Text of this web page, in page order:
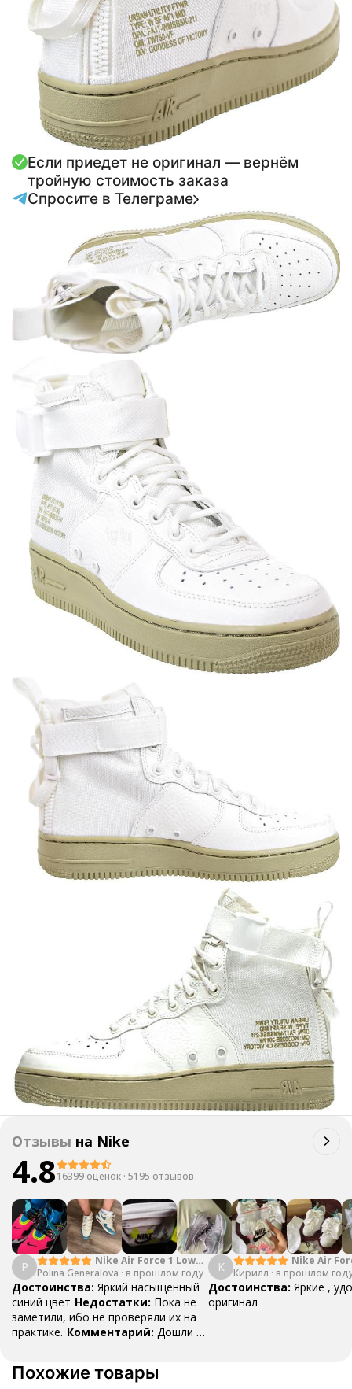
Если приедет не оригинал — вернём
тройную стоимость заказа
Спросите в Телеграме
Отзывы на Nike
4.816399 оценок · 5195 отзывов
P
Nike Air Force 1 Low
College Pack White
Blue
Polina Generalova · в прошлом году
Достоинства: Яркий насыщенный
синий цвет Недостатки: Пока не
заметили, ибо не проверяли их на
практике. Комментарий: Дошли за
К
Nike Air
Yellow
Кирилл · в прошлом
Достоинства: Яркие ,
оригинал
Похожие товары